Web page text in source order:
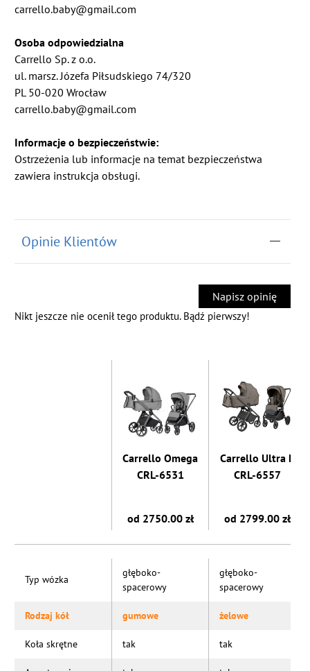
carrello.baby@gmail.com
Osoba odpowiedzialna
Carrello Sp. z o.o.
ul. marsz. Józefa Piłsudskiego 74/320
PL 50-020 Wrocław
carrello.baby@gmail.com
Informacje o bezpieczeństwie:
Ostrzeżenia lub informacje na temat bezpieczeństwa
zawiera instrukcja obsługi.
Opinie Klientów
Napisz opinię
Nikt jeszcze nie ocenił tego produktu. Bądź pierwszy!
Carrello Omega
CRL-6531
Carrello Ultra F
CRL-6557
od 2750.00 zł od 2799.00 zł
Typ wózka
głęboko-
spacerowy
głęboko-
spacerowy
Rodzaj kół gumowe żelowe
Koła skrętne tak tak